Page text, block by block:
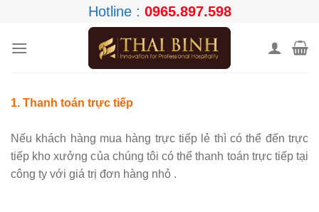
content
Hotline : 0965.897.598
1. Thanh toán trực tiếp
Nếu khách hàng mua hàng trực tiếp lẻ thì có thể đến trực
tiếp kho xưởng của chúng tôi có thể thanh toán trực tiếp tại
công ty với giá trị đơn hàng nhỏ .